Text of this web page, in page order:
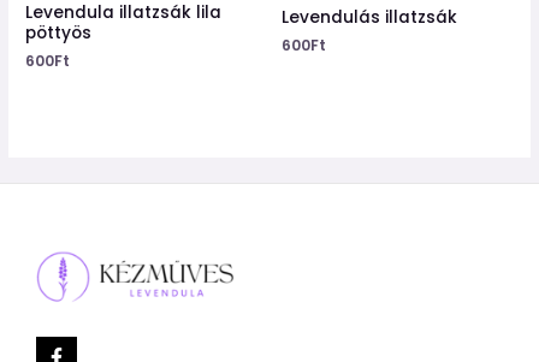
Levendula illatzsák lila
pöttyös
600Ft
Levendulás illatzsák
600Ft